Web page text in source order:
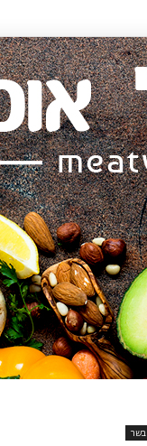
פורטלבשר